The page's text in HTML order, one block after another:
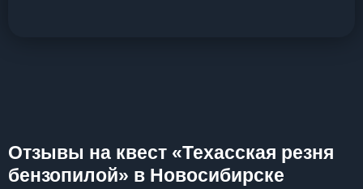
Отзывы на квест «Техасская резня
бензопилой» в Новосибирске